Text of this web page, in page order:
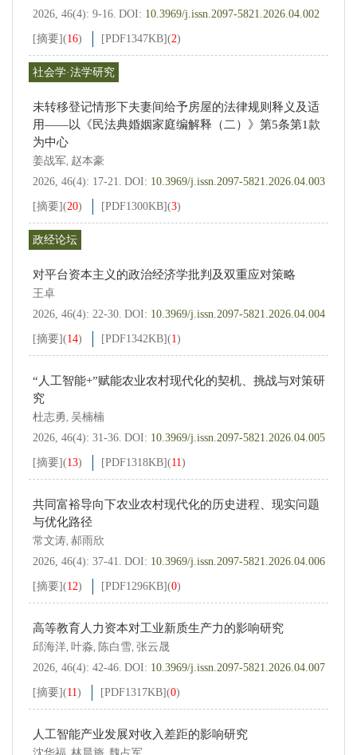
2026, 46(4): 9-16. DOI: 10.3969/j.issn.2097-5821.2026.04.002
[摘要](16) [PDF1347KB](2)
社会学·法学研究
未转移登记情形下夫妻间给予房屋的法律规则释义及适
用——以《民法典婚姻家庭编解释（二）》第5条第1款
为中心
姜战军, 赵本豪
2026, 46(4): 17-21. DOI: 10.3969/j.issn.2097-5821.2026.04.003
[摘要](20) [PDF1300KB](3)
政经论坛
对平台资本主义的政治经济学批判及双重应对策略
王卓
2026, 46(4): 22-30. DOI: 10.3969/j.issn.2097-5821.2026.04.004
[摘要](14) [PDF1342KB](1)
“人工智能+”赋能农业农村现代化的契机、挑战与对策研
究
杜志勇, 吴楠楠
2026, 46(4): 31-36. DOI: 10.3969/j.issn.2097-5821.2026.04.005
[摘要](13) [PDF1318KB](11)
共同富裕导向下农业农村现代化的历史进程、现实问题
与优化路径
常文涛, 郝雨欣
2026, 46(4): 37-41. DOI: 10.3969/j.issn.2097-5821.2026.04.006
[摘要](12) [PDF1296KB](0)
高等教育人力资本对工业新质生产力的影响研究
邱海洋, 叶淼, 陈白雪, 张云晟
2026, 46(4): 42-46. DOI: 10.3969/j.issn.2097-5821.2026.04.007
[摘要](11) [PDF1317KB](0)
人工智能产业发展对收入差距的影响研究